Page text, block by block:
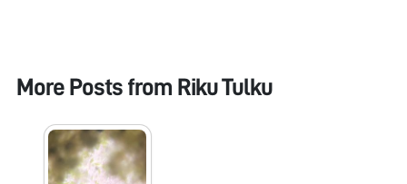
More Posts from Riku Tulku